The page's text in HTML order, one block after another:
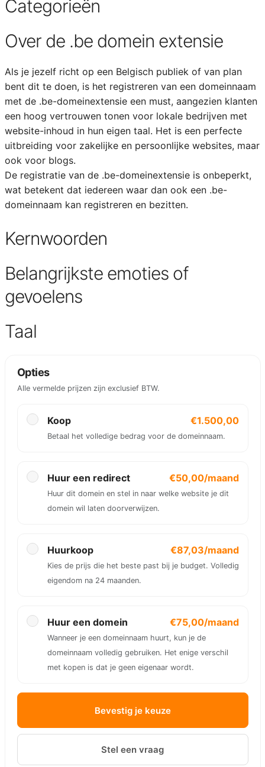
Categorieën
Over de .be domein extensie
Als je jezelf richt op een Belgisch publiek of van plan
bent dit te doen, is het registreren van een domeinnaam
met de .be-domeinextensie een must, aangezien klanten
een hoog vertrouwen tonen voor lokale bedrijven met
website-inhoud in hun eigen taal. Het is een perfecte
uitbreiding voor zakelijke en persoonlijke websites, maar
ook voor blogs.
De registratie van de .be-domeinextensie is onbeperkt,
wat betekent dat iedereen waar dan ook een .be-
domeinnaam kan registreren en bezitten.
Kernwoorden
Belangrijkste emoties of
gevoelens
Taal
Opties
Alle vermelde prijzen zijn exclusief BTW.
Koop €1.500,00
Betaal het volledige bedrag voor de domeinnaam.
Huur een redirect €50,00/maand
Huur dit domein en stel in naar welke website je dit
domein wil laten doorverwijzen.
Huurkoop €87,03/maand
Kies de prijs die het beste past bij je budget. Volledig
eigendom na 24 maanden.
Huur een domein €75,00/maand
Wanneer je een domeinnaam huurt, kun je de
domeinnaam volledig gebruiken. Het enige verschil
met kopen is dat je geen eigenaar wordt.
Bevestig je keuze
Stel een vraag